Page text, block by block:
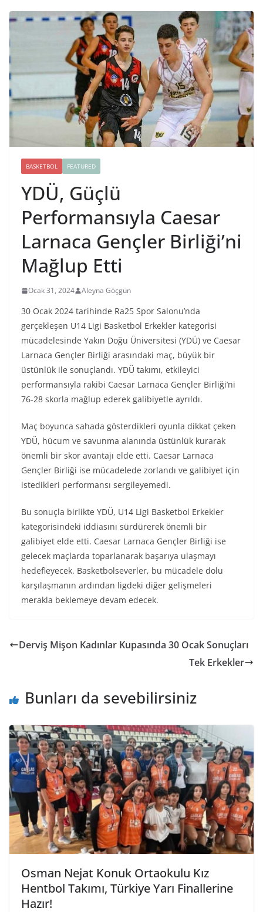
BASKETBOL FEATURED
YDÜ, Güçlü
Performansıyla Caesar
Larnaca Gençler Birliği’ni
Mağlup Etti
Ocak 31, 2024 Aleyna Göçgün
30 Ocak 2024 tarihinde Ra25 Spor Salonu’nda
gerçekleşen U14 Ligi Basketbol Erkekler kategorisi
mücadelesinde Yakın Doğu Üniversitesi (YDÜ) ve Caesar
Larnaca Gençler Birliği arasındaki maç, büyük bir
üstünlük ile sonuçlandı. YDÜ takımı, etkileyici
performansıyla rakibi Caesar Larnaca Gençler Birliği’ni
76-28 skorla mağlup ederek galibiyetle ayrıldı.
Maç boyunca sahada gösterdikleri oyunla dikkat çeken
YDÜ, hücum ve savunma alanında üstünlük kurarak
önemli bir skor avantajı elde etti. Caesar Larnaca
Gençler Birliği ise mücadelede zorlandı ve galibiyet için
istedikleri performansı sergileyemedi.
Bu sonuçla birlikte YDÜ, U14 Ligi Basketbol Erkekler
kategorisindeki iddiasını sürdürerek önemli bir
galibiyet elde etti. Caesar Larnaca Gençler Birliği ise
gelecek maçlarda toparlanarak başarıya ulaşmayı
hedefleyecek. Basketbolseverler, bu mücadele dolu
karşılaşmanın ardından ligdeki diğer gelişmeleri
merakla beklemeye devam edecek.
Derviş Mişon Kadınlar Kupasında 30 Ocak Sonuçları
Tek Erkekler
Bunları da sevebilirsiniz
Osman Nejat Konuk Ortaokulu Kız
Hentbol Takımı, Türkiye Yarı Finallerine
Hazır!